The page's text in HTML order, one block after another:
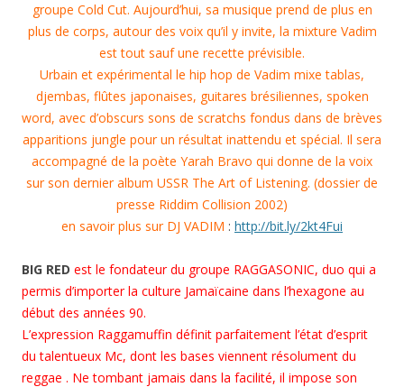
groupe Cold Cut. Aujourd’hui, sa musique prend de plus en
plus de corps, autour des voix qu’il y invite, la mixture Vadim
est tout sauf une recette prévisible.
Urbain et expérimental le hip hop de Vadim mixe tablas,
djembas, flûtes japonaises, guitares brésiliennes, spoken
word, avec d’obscurs sons de scratchs fondus dans de brèves
apparitions jungle pour un résultat inattendu et spécial. Il sera
accompagné de la poète Yarah Bravo qui donne de la voix
sur son dernier album USSR The Art of Listening. (dossier de
presse Riddim Collision 2002)
en savoir plus sur DJ VADIM : http://bit.ly/2kt4Fui
BIG RED est le fondateur du groupe RAGGASONIC, duo qui a
permis d’importer la culture Jamaïcaine dans l’hexagone au
début des années 90.
L’expression Raggamuffin définit parfaitement l’état d’esprit
du talentueux Mc, dont les bases viennent résolument du
reggae . Ne tombant jamais dans la facilité, il impose son